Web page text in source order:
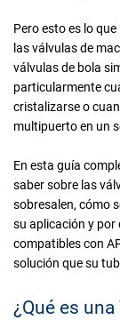
Pero esto es lo
las válvulas de
válvulas de bola
particularmente
cristalizarse o
multipuerto en un
En esta guía
saber sobre las
sobresalen, cómo
su aplicación y por
compatibles con
solución que su
¿Qué es